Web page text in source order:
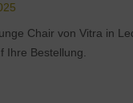
Chair von Vitra in
Ihre Bestellung.